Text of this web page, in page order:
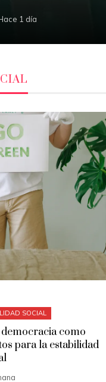
1 día
SOCIAL
como
para la estabilidad